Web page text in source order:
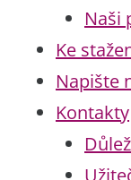
Naši
Ke
Napište
Kontakty